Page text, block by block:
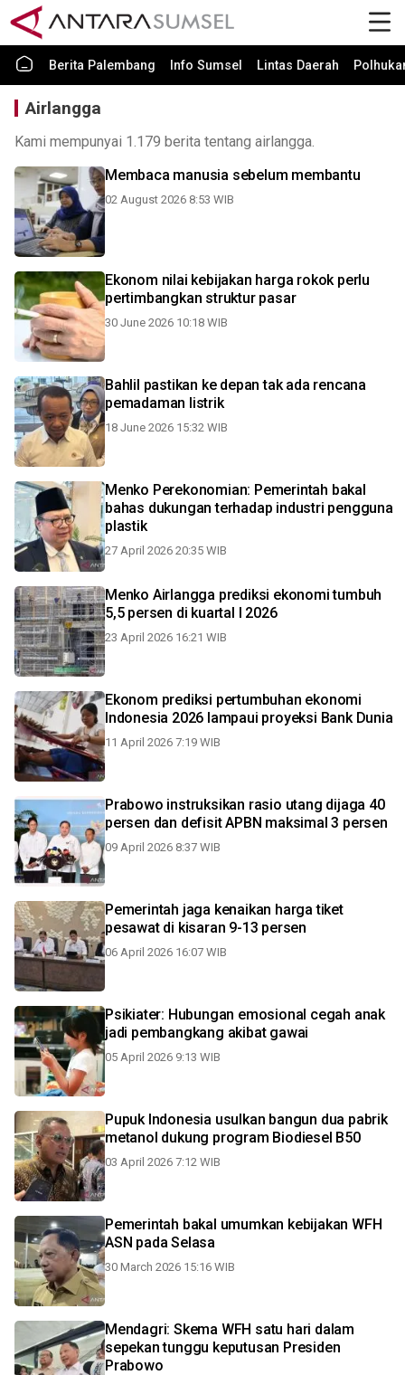
Berita Palembang Info Sumsel Lintas Daerah
Airlangga
Kami mempunyai 1.179 berita tentang airlangga.
Membaca manusia sebelum membantu
02 August 2026 8:53 WIB
Ekonom nilai kebijakan harga rokok perlu
pertimbangkan struktur pasar
30 June 2026 10:18 WIB
Bahlil pastikan ke depan tak ada rencana
pemadaman listrik
18 June 2026 15:32 WIB
Menko Perekonomian: Pemerintah bakal
bahas dukungan terhadap industri pengguna
plastik
27 April 2026 20:35 WIB
Menko Airlangga prediksi ekonomi tumbuh
5,5 persen di kuartal I 2026
23 April 2026 16:21 WIB
Ekonom prediksi pertumbuhan ekonomi
Indonesia 2026 lampaui proyeksi Bank Dunia
11 April 2026 7:19 WIB
Prabowo instruksikan rasio utang dijaga 40
persen dan defisit APBN maksimal 3 persen
09 April 2026 8:37 WIB
Pemerintah jaga kenaikan harga tiket
pesawat di kisaran 9-13 persen
06 April 2026 16:07 WIB
Psikiater: Hubungan emosional cegah anak
jadi pembangkang akibat gawai
05 April 2026 9:13 WIB
Pupuk Indonesia usulkan bangun dua pabrik
metanol dukung program Biodiesel B50
03 April 2026 7:12 WIB
Pemerintah bakal umumkan kebijakan WFH
ASN pada Selasa
30 March 2026 15:16 WIB
Mendagri: Skema WFH satu hari dalam
sepekan tunggu keputusan Presiden
Prabowo